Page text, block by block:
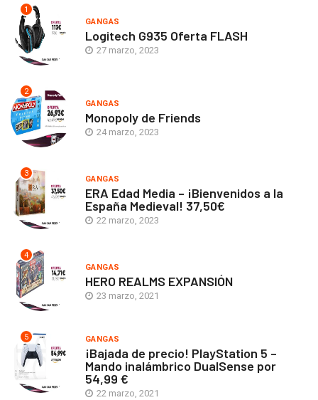
1
GANGAS
Logitech G935 Oferta FLASH
27 marzo, 2023
2
GANGAS
Monopoly de Friends
24 marzo, 2023
3
GANGAS
ERA Edad Media – ¡Bienvenidos a la
España Medieval! 37,50€
22 marzo, 2023
4
GANGAS
HERO REALMS EXPANSIÓN
23 marzo, 2021
5 GANGAS
¡Bajada de precio! PlayStation 5 –
Mando inalámbrico DualSense por
54,99 €
22 marzo, 2021